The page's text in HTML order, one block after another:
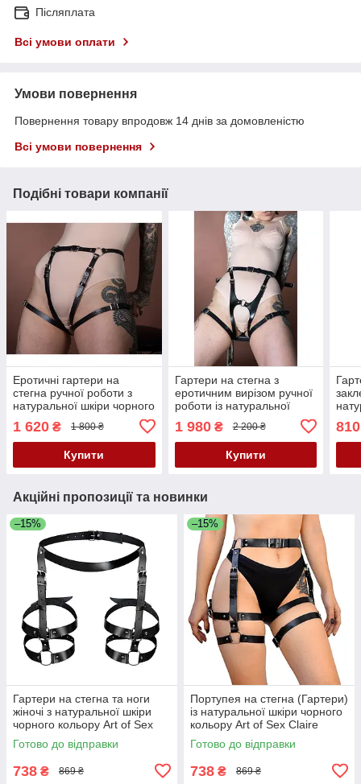
Післяплата
Всі умови оплати
Умови повернення
Повернення товару впродовж 14 днів за домовленістю
Всі умови повернення
Подібні товари компанії
Еротичні гартери на
стегна ручної роботи з
натуральної шкіри чорного
кольору Scappa Розміри:
S-M-L-XL Кайф
1 620 ₴ 1 800 ₴
Купити
Гартери на стегна з
еротичним вирізом ручної
роботи із натуральної
Scappa розміри S-M-L-XL
Кайф
1 980₴ 2 200 ₴
Купити
S-
810
Акційні пропозиції та новинки
–15%
Гартери на стегна та ноги
жіночі з натуральної шкіри
чорного кольору Art of Sex
Melani розміри L 2XL Кайф
Готово до відправки
738 ₴ 869 ₴
–15%
Портупея на стегна (Гартери)
із натуральної шкіри чорного
кольору Art of Sex Claire
розміри L 2XL Кайф
Готово до відправки
738 ₴ 869 ₴